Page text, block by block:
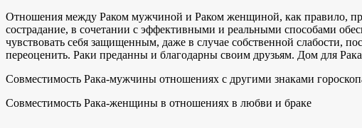
Отношения между Раком мужчиной и Раком женщиной, как правило,
сострадание, в сочетании с эффективными и реальными способами
чувствовать себя защищенным, даже в случае собственной слабости,
переоценить. Раки преданны и благодарны своим друзьям. Дом для
Совместимость Рака-мужчины отношениях с другими знаками
Совместимость Рака-женщины в отношениях в любви и браке